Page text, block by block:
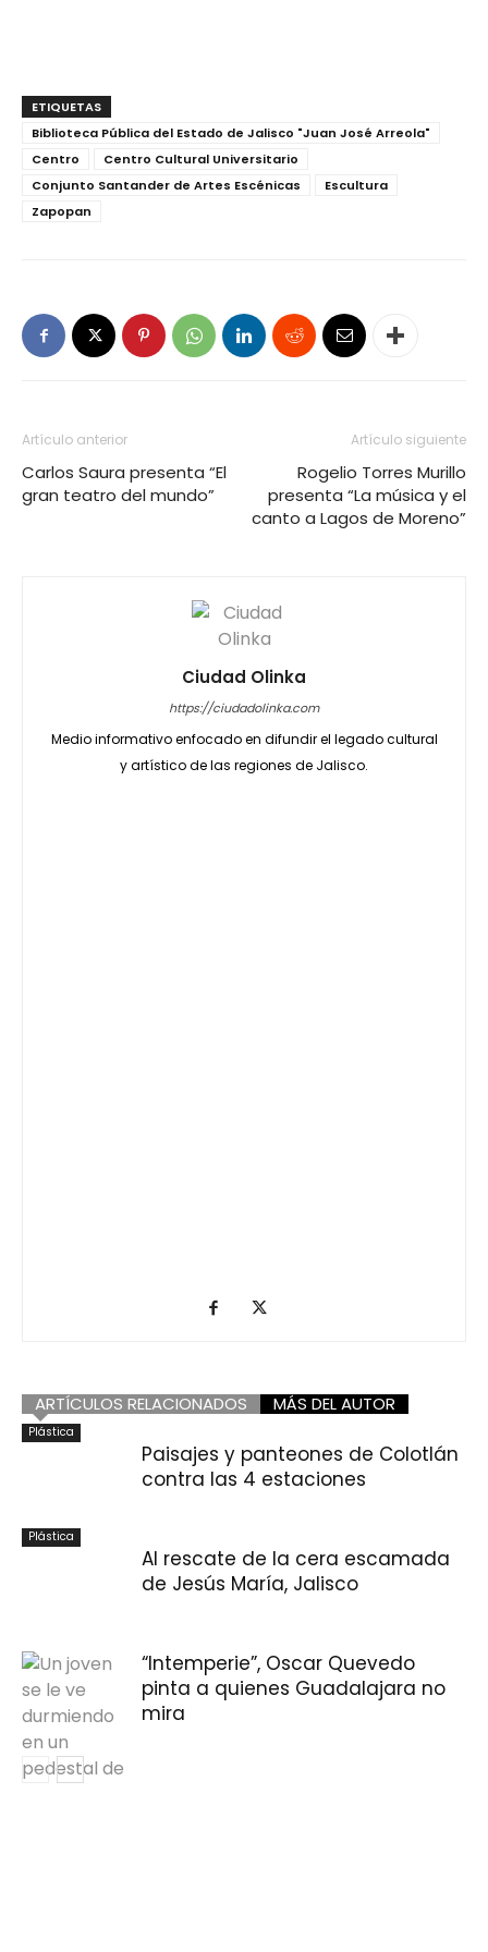
ETIQUETAS
Biblioteca Pública del Estado de Jalisco "Juan José Arreola"
Centro
Centro Cultural Universitario
Conjunto Santander de Artes Escénicas
Escultura
Zapopan
Artículo anterior
Carlos Saura presenta “El
gran teatro del mundo”
Artículo siguiente
Rogelio Torres Murillo
presenta “La música y el
canto a Lagos de Moreno”
Ciudad Olinka
https://ciudadolinka.com
Medio informativo enfocado en difundir el legado cultural
y artístico de las regiones de Jalisco.
ARTÍCULOS RELACIONADOS MÁS DEL AUTOR
Plástica
Paisajes y panteones de Colotlán
contra las 4 estaciones
Plástica
Al rescate de la cera escamada
de Jesús María, Jalisco
“Intemperie”, Oscar Quevedo
pinta a quienes Guadalajara no
mira